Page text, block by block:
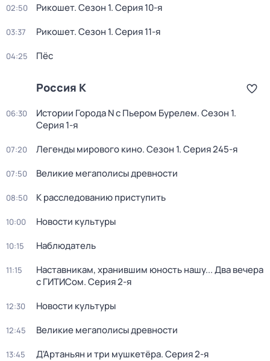
02:50 Рикошет. Сезон 1. Серия 10-я
03:37 Рикошет. Сезон 1. Серия 11-я
04:25 Пёс
Россия К
06:30 Истории Города N с Пьером Бурелем. Сезон 1.
Серия 1-я
07:20 Легенды мирового кино. Сезон 1. Серия 245-я
07:50 Великие мегаполисы древности
08:50 К расследованию приступить
10:00 Новости культуры
10:15 Наблюдатель
11:15
Наставникам, хранившим юность нашу... Два вечера
с ГИТИСом. Серия 2-я
12:30 Новости культуры
12:45 Великие мегаполисы древности
13:45 Д'Артаньян и три мушкетёра. Серия 2-я